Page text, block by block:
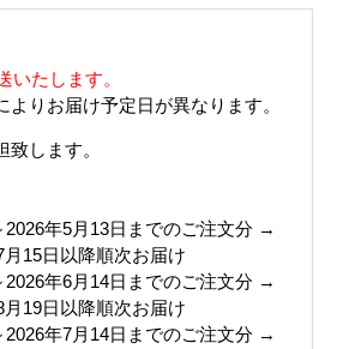
いたします。
りお届け予定日が異なります。
します。
2026年5月13日までのご注文分 →
15日以降順次お届け
2026年6月14日までのご注文分 →
19日以降順次お届け
2026年7月14日までのご注文分 →